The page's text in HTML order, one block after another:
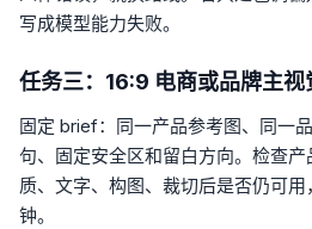
写成模型能力失败。
任务三：16:9 电商或品牌主视
固定 brief：同一产品参考图、同一
句、固定安全区和留白方向。检查
质、文字、构图、裁切后是否仍可
钟。